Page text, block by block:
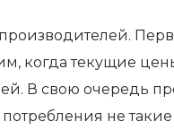
когда текущие
В свою очередь
не